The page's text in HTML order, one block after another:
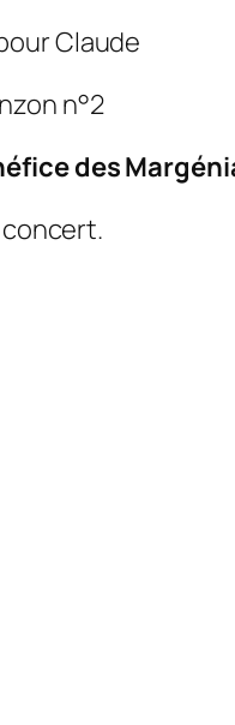
Claude
n°2
des
concert.